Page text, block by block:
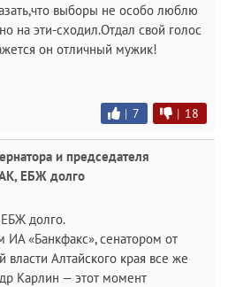
выборы не особо люблю
на эти-сходил.Отдал свой голос
он отличный мужик!
| 7 | 18
и председателя
АК, ЕБЖ долго
долго.
ИА «Банкфакс», сенатором от
власти Алтайского края все же
Карлин — этот момент